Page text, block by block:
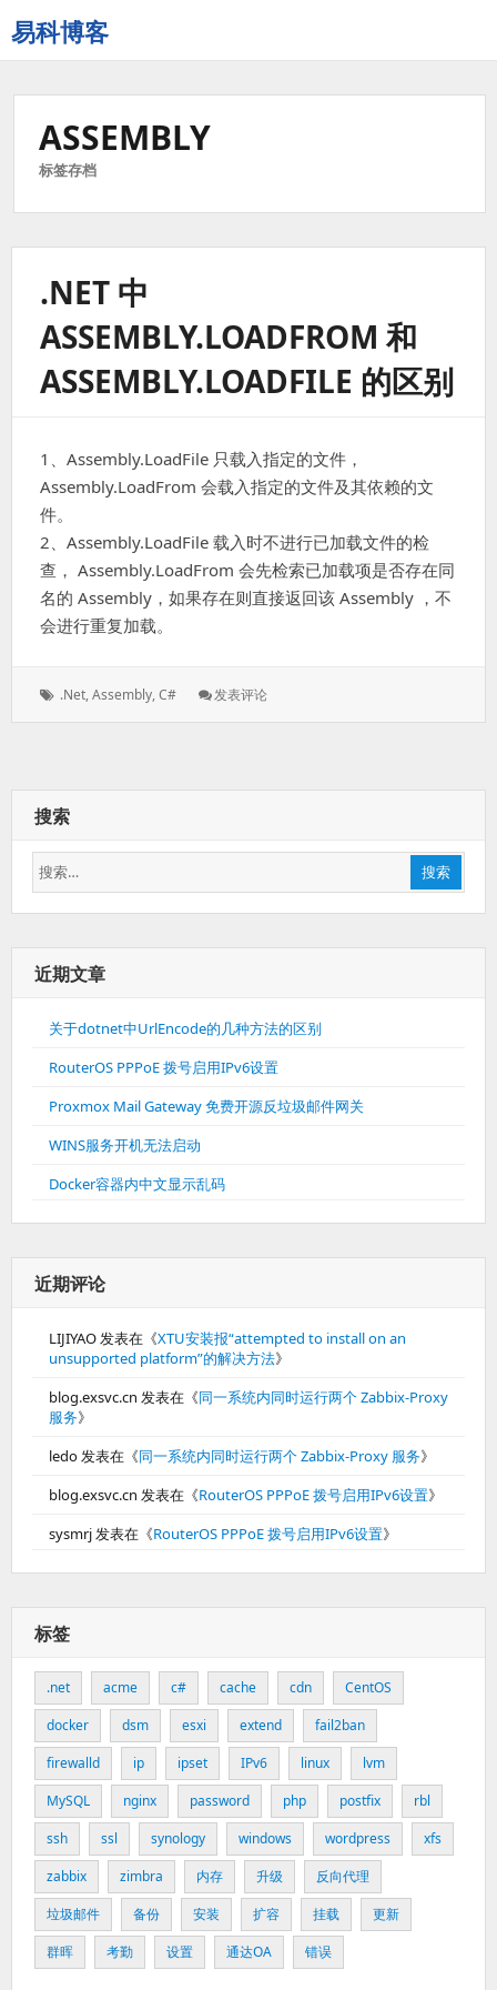
易科博客
ASSEMBLY
标签存档
.NET 中
ASSEMBLY.LOADFROM 和
ASSEMBLY.LOADFILE 的区别
1、Assembly.LoadFile 只载入指定的文件，
Assembly.LoadFrom 会载入指定的文件及其依赖的文
件。
2、Assembly.LoadFile 载入时不进行已加载文件的检
查， Assembly.LoadFrom 会先检索已加载项是否存在同
名的 Assembly，如果存在则直接返回该 Assembly ，不
会进行重复加载。
标
.net,Assembly,C# 发表评论: .net
搜索
搜
索：
搜索
近期文章
关于dotnet中UrlEncode的几种方法的区别
RouterOS PPPoE 拨号启用IPv6设置
Proxmox Mail Gateway 免费开源反垃圾邮件网关
WINS服务开机无法启动
Docker容器内中文显示乱码
近期评论
LIJIYAO发表在《XTU安装报“attempted to install on an
unsupported platform”的解决方法》
blog.exsvc.cn 发表在《同一系统内同时运行两个 Zabbix-Proxy
服务》
ledo发表在《同一系统内同时运行两个 Zabbix-Proxy 服务》
blog.exsvc.cn 发表在《RouterOS PPPoE 拨号启用IPv6设置》
sysmrj发表在《RouterOS PPPoE 拨号启用IPv6设置》
标签
.net acme c# cache cdn
CentOS
docker
dsm esxi extend
fail2ban
firewalld
ip ipset IPv6 linux
lvm
MySQL
nginx password php postfix
rbl
ssh
ssl synology windows wordpress
xfs
zabbix
zimbra 内存 升级
反向代理
垃圾邮件
备份 安装 扩容 挂载
更新
群晖
考勤 设置 通达OA 错误